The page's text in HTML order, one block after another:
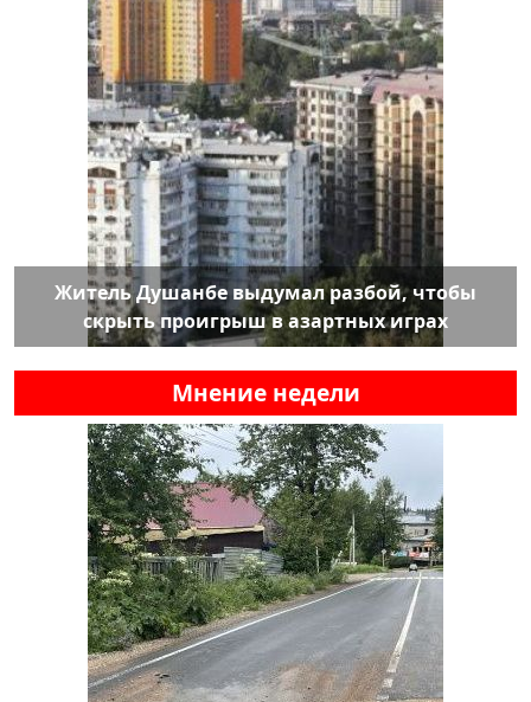
Житель Душанбе выдумал разбой, чтобы
скрыть проигрыш в азартных играх
Мнение недели